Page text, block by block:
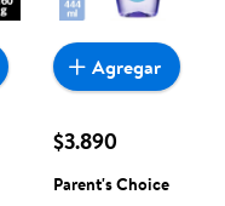
$3.890
Parent's Choice
Agregar